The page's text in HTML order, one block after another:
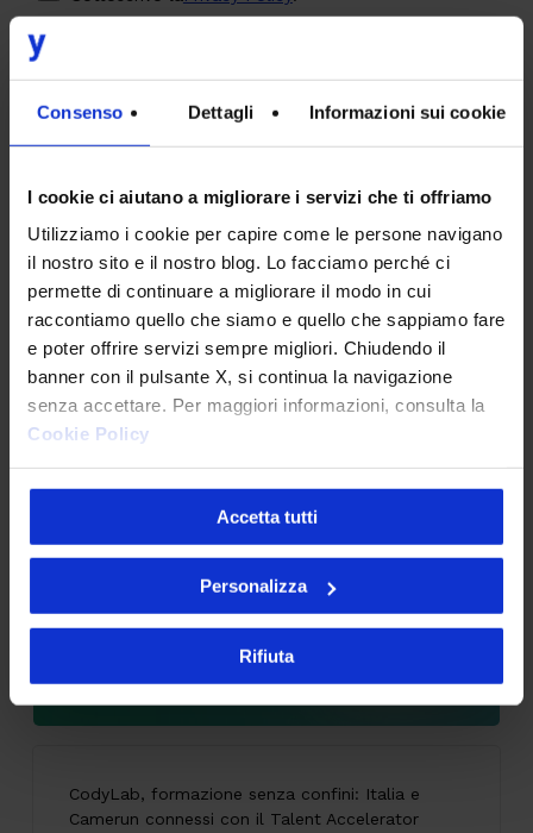
Consenso Dettagli Informazioni sui cookie
I cookie ci aiutano a migliorare i servizi che ti offriamo
Utilizziamo i cookie per capire come le persone navigano
il nostro sito e il nostro blog. Lo facciamo perché ci
permette di continuare a migliorare il modo in cui
raccontiamo quello che siamo e quello che sappiamo fare
e poter offrire servizi sempre migliori. Chiudendo il
banner con il pulsante X, si continua la navigazione
senza accettare. Per maggiori informazioni, consulta la
Cookie Policy
Accetta tutti
Personalizza
Rifiuta
CAPTCHA
Articoli più letti
deadline al 29/10 per mettersi a norma
CodyLab, formazione senza confini: Italia e
Camerun connessi con il Talent Accelerator